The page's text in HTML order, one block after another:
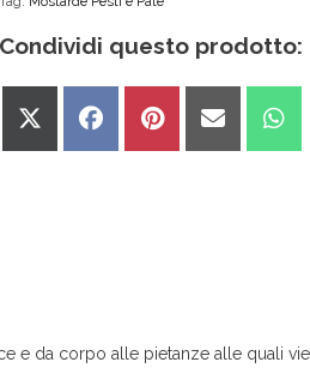
Casa
Montalbano
Condividi questo prodotto:
Share
Share
Share
Share
e da corpo alle pietanze alle quali